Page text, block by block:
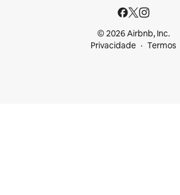
© 2026 Airbnb, Inc.
Privacidade
Termos